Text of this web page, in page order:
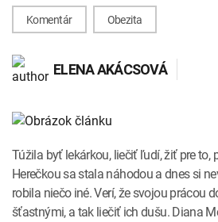
Human papillomavirus (HPV)
Komentár Obezita
ELENA AKÁCSOVÁ
Túžila byť lekárkou, liečiť ľudí, žiť pre to,
Herečkou sa stala náhodou a dnes si
robila niečo iné. Verí, že svojou prácou
šťastnými, a tak liečiť ich dušu. Diana